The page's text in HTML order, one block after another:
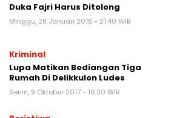
Duka Fajri Harus Ditolong
Minggu, 28 Januari 2018 - 21:40 WIB
Kriminal
Lupa Matikan Bediangan Tiga
Rumah Di Delikkulon Ludes
Senin, 9 Oktober 2017 - 16:30 WIB